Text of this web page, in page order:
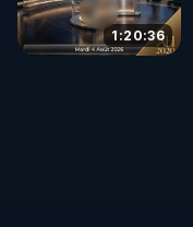
1:20:36